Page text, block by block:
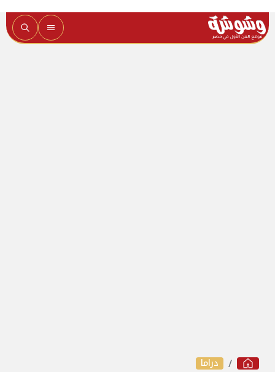
دراما